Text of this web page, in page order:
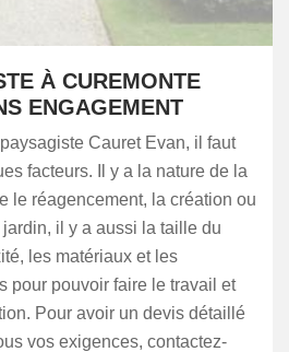
À CUREMONTE
ENGAGEMENT
Cauret Evan, il faut
facteurs. Il y a la nature de la
le réagencement, la création ou
il y a aussi la taille du
les matériaux et les
pour pouvoir faire le travail et
Pour avoir un devis détaillé
vos exigences, contactez-